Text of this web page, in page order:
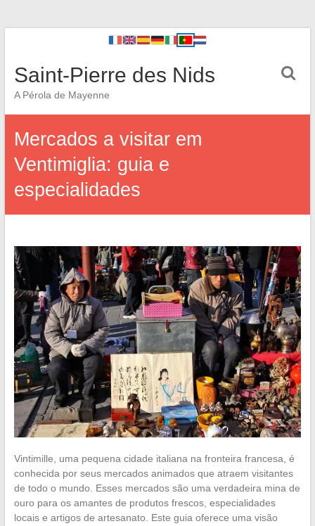
Saint-Pierre des Nids
A Pérola de Mayenne
Mercados a visitar em
Ventimiglia: guia e
especialidades
Vintimille, uma pequena cidade italiana na fronteira francesa, é
conhecida por seus mercados animados que atraem visitantes
de todo o mundo. Esses mercados são uma verdadeira mina de
ouro para os amantes de produtos frescos, especialidades
locais e artigos de artesanato. Este guia oferece uma visão